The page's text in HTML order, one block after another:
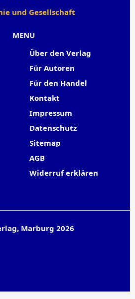
MENU
Über den Verlag
Für Autoren
Für den Handel
Kontakt
Impressum
Datenschutz
Sitemap
AGB
Widerruf erklären
und Gesellschaft
Marburg 2026